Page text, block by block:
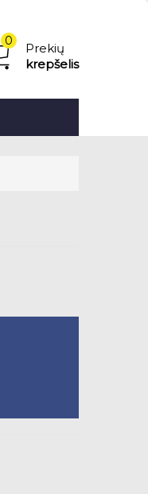
Prekių
krepšelis
0
prekė(s)
-